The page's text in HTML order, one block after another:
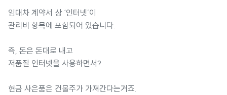
임대차 계약서 상 ‘인터넷’이
관리비 항목에 포함되어 있습니다.
즉, 돈은 돈대로 내고
저품질 인터넷을 사용하면서?
현금 사은품은 건물주가 가져간다는거죠.